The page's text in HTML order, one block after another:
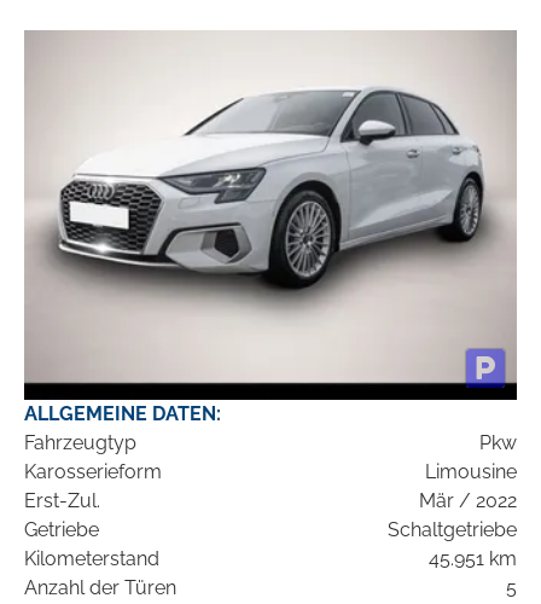
ALLGEMEINE DATEN:
Fahrzeugtyp
Pkw
Karosserieform
Limousine
Erst-Zul.
Mär / 2022
Getriebe
Schaltgetriebe
Kilometerstand
45.951 km
Anzahl der Türen
5